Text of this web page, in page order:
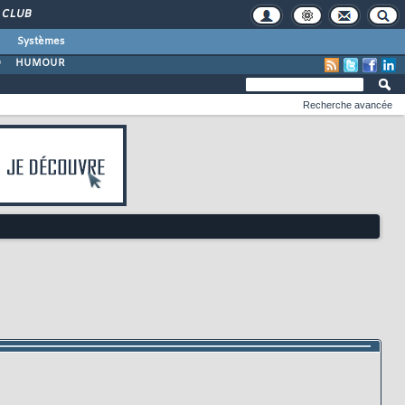
CLUB
Systèmes
HUMOUR
Recherche avancée